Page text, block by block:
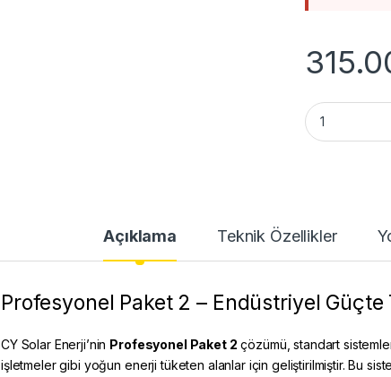
Profesyonel
Açıklama Teknik Özellikler
Profesyonel Paket 2 – Endüstriyel Güçte
CY Solar Enerji’nin Profesyonel Paket 2 çözümü, standart
işletmeler gibi yoğun enerji tüketen alanlar için geliştirilmiştir. Bu